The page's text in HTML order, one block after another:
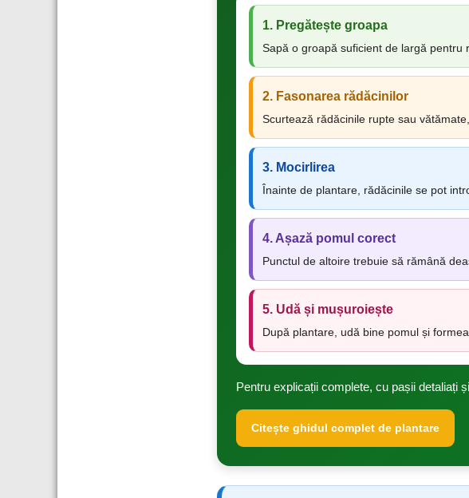
1. Pregătește groapa
Sapă o groapă suficient de largă pentru
2. Fasonarea rădăcinilor
Scurtează rădăcinile rupte sau
3. Mocirlirea
Înainte de plantare, rădăcinile se pot
4. Așază pomul corect
Punctul de altoire trebuie să rămână
5. Udă și mușuroiește
După plantare, udă bine pomul și
Pentru explicații complete, cu pașii detaliați
Citește ghidul complet de plantare